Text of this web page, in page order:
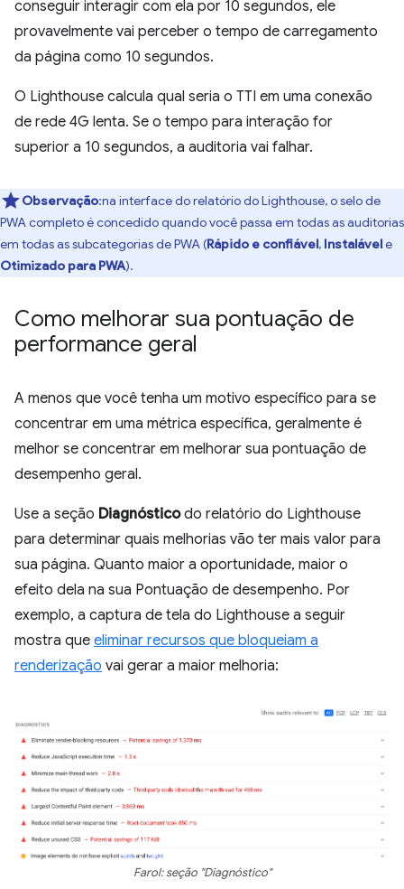
conseguir interagir com ela por 10 segundos, ele
provavelmente vai perceber o tempo de carregamento
da página como 10 segundos.
O Lighthouse calcula qual seria o TTI em uma conexão
de rede 4G lenta. Se o tempo para interação for
superior a 10 segundos, a auditoria vai falhar.
Observação:na interface do relatório do Lighthouse, o selo de
PWA completo é concedido quando você passa em todas as auditorias
em todas as subcategorias de PWA (Rápido e confiável, Instalávele
Otimizado para PWA).
Como melhorar sua pontuação de
performance geral
A menos que você tenha um motivo específico para se
concentrar em uma métrica específica, geralmente é
melhor se concentrar em melhorar sua pontuação de
desempenho geral.
Use a seção Diagnósticodo relatório do Lighthouse
para determinar quais melhorias vão ter mais valor para
sua página. Quanto maior a oportunidade, maior o
efeito dela na sua Pontuação de desempenho. Por
exemplo, a captura de tela do Lighthouse a seguir
mostra que eliminar recursos que bloqueiam a
renderização vai gerar a maior melhoria:
Farol: seção "Diagnóstico"